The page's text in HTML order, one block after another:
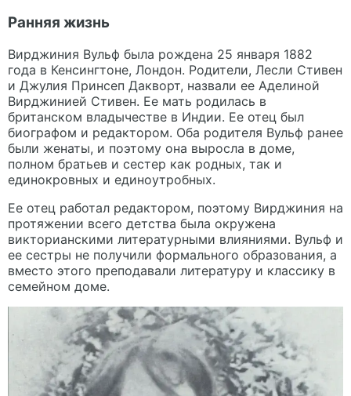
Ранняя жизнь
Вирджиния Вульф была рождена 25 января 1882
года в Кенсингтоне, Лондон. Родители, Лесли Стивен
и Джулия Принсеп Дакворт, назвали ее Аделиной
Вирджинией Стивен. Ее мать родилась в
британском владычестве в Индии. Ее отец был
биографом и редактором. Оба родителя Вульф ранее
были женаты, и поэтому она выросла в доме,
полном братьев и сестер как родных, так и
единокровных и единоутробных.
Ее отец работал редактором, поэтому Вирджиния на
протяжении всего детства была окружена
викторианскими литературными влияниями. Вульф и
ее сестры не получили формального образования, а
вместо этого преподавали литературу и классику в
семейном доме.